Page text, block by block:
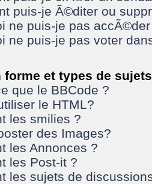
puis-je Ã©diter ou
ne puis-je pas
ne puis-je pas voter
forme et types de sujets
que le BBCode ?
le HTML?
les smilies ?
des Images?
les Annonces ?
les Post-it ?
les sujets de